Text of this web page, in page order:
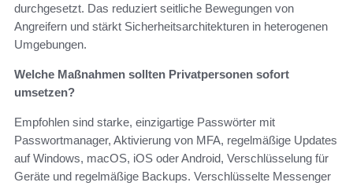
durchgesetzt. Das reduziert seitliche Bewegungen von
Angreifern und stärkt Sicherheitsarchitekturen in heterogenen
Umgebungen.
Welche Maßnahmen sollten Privatpersonen sofort
umsetzen?
Empfohlen sind starke, einzigartige Passwörter mit
Passwortmanager, Aktivierung von MFA, regelmäßige Updates
auf Windows, macOS, iOS oder Android, Verschlüsselung für
Geräte und regelmäßige Backups. Verschlüsselte Messenger